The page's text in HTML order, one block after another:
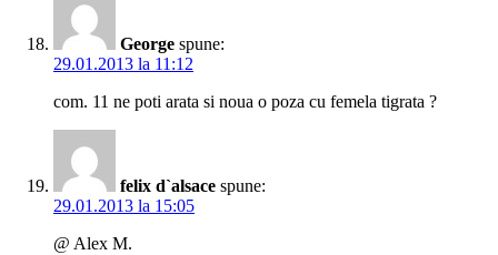
George spune:
29.01.2013 la 11:12
com. 11 ne poti arata si noua o poza cu femela tigrata ?
felix d`alsace spune:
29.01.2013 la 15:05
@ Alex M.